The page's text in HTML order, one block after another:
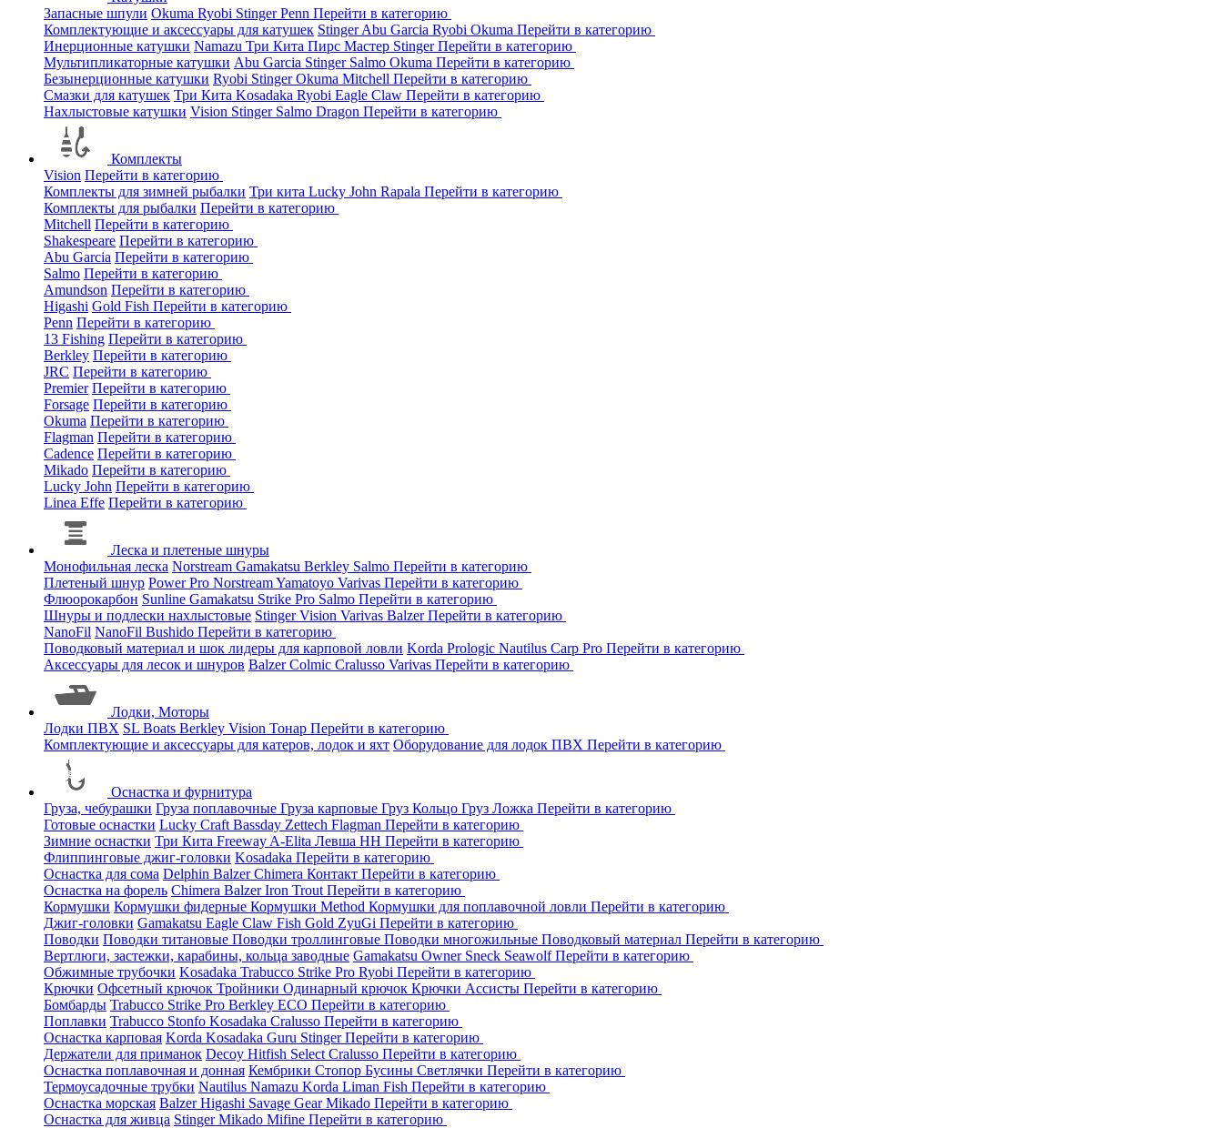
Запасные шпули Okuma Ryobi StingerPenn Перейти в категорию
Комплектующие и аксессуары для катушек StingerAbu Garcia Ryobi Okuma Перейти в категорию
Инерционные катушки Namazu Три Кита Пирс Мастер StingerПерейти в категорию
Мультипликаторные катушки Abu Garcia Stinger Salmo Okuma Перейти в категорию
Безынерционные катушки Ryobi StingerOkuma Mitchell Перейти в категорию
Смазки для катушек Три Кита Kosadaka Ryobi Eagle Claw Перейти в категорию
Нахлыстовые катушки Vision Stinger Salmo Dragon Перейти в категорию
Комплекты
Vision Перейти в категорию
Комплекты для зимней рыбалки Три кита Lucky John Rapala Перейти в категорию
Комплекты для рыбалки Перейти в категорию
Mitchell Перейти в категорию
Shakespeare Перейти в категорию
Abu Garcia Перейти в категорию
Salmo Перейти в категорию
Amundson Перейти в категорию
Higashi Gold Fish Перейти в категорию
Penn Перейти в категорию
13 Fishing Перейти в категорию
Berkley Перейти в категорию
JRC Перейти в категорию
Premier Перейти в категорию
Forsage Перейти в категорию
Okuma Перейти в категорию
Flagman Перейти в категорию
Cadence Перейти в категорию
Mikado Перейти в категорию
Lucky John Перейти в категорию
Linea Effe Перейти в категорию
Леска и плетеные шнуры
Монофильная леска Norstream Gamakatsu Berkley Salmo Перейти в категорию
Плетеный шнур Power Pro NorstreamYamatoyo Varivas Перейти в категорию
Флюорокарбон Sunline Gamakatsu Strike Pro Salmo Перейти в категорию
Шнуры и подлески нахлыстовые StingerVision Varivas BalzerПерейти в категорию
NanoFil NanoFil Bushido Перейти в категорию
Поводковый материал и шок лидеры для карповой ловли Korda Prologic Nautilus Carp Pro Перейти в категорию
Аксессуары для лесок и шнуров BalzerColmic Cralusso Varivas Перейти в категорию
Лодки, Моторы
Лодки ПВХ SL Boats Berkley Vision Тонар Перейти в категорию
Комплектующие и аксессуары для катеров, лодок и яхт Оборудование для лодок ПВХ Перейти в категорию
Оснастка и фурнитура
Груза, чебурашки Груза поплавочные Груза карповые Груз Кольцо Груз Ложка Перейти в категорию
Готовые оснастки Lucky Craft Bassday Zettech Flagman Перейти в категорию
Зимние оснастки Три Кита Freeway A-Elita Левша НН Перейти в категорию
Флиппинговые джиг-головки Kosadaka Перейти в категорию
Оснастка для сома Delphin BalzerChimera Контакт Перейти в категорию
Оснастка на форель Chimera BalzerIron Trout Перейти в категорию
Кормушки Кормушки фидерные Кормушки Method Кормушки для поплавочной ловли Перейти в категорию
Джиг-головки Gamakatsu Eagle Claw Fish Gold ZyuGi Перейти в категорию
Поводки Поводки титановые Поводки троллинговые Поводки многожильные Поводковый материал Перейти в категорию
Вертлюги, застежки, карабины, кольца заводные Gamakatsu Owner Sneck SeawolfПерейти в категорию
Обжимные трубочки Kosadaka Trabucco Strike Pro Ryobi Перейти в категорию
Крючки Офсетный крючок Тройники Одинарный крючок Крючки Ассисты Перейти в категорию
Бомбарды Trabucco Strike Pro Berkley ECO Перейти в категорию
Поплавки Trabucco Stonfo Kosadaka Cralusso Перейти в категорию
Оснастка карповая Korda Kosadaka Guru StingerПерейти в категорию
Держатели для приманок Decoy Hitfish Select Cralusso Перейти в категорию
Оснастка поплавочная и донная Кембрики Стопор Бусины Светлячки Перейти в категорию
Термоусадочные трубки Nautilus Namazu Korda Liman Fish Перейти в категорию
Оснастка морская BalzerHigashi Savage GearMikado Перейти в категорию
Оснастка для живца StingerMikado Mifine Перейти в категорию